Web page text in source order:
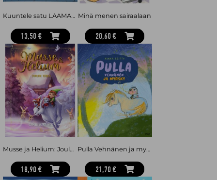
Kuuntele satu LAAMAT YÖKYLÄSSÄ -äänikirja 4-6 v
13,50 €
Minä menen sairaalaan
20,60 €
Musse ja Helium: Joulun taika
18,90 €
Pulla Vehnänen ja myrsky
21,70 €